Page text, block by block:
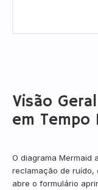
Visão
em Tempo
O diagrama Mermaid
reclamação de ruído,
abre o formulário